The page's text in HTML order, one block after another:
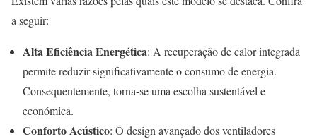
a seguir:
Alta Eficiência Energética: A recuperação de calor integrada
permite reduzir significativamente o consumo de energia.
Consequentemente, torna-se uma escolha sustentável e
económica.
Conforto Acústico: O design avançado dos ventiladores